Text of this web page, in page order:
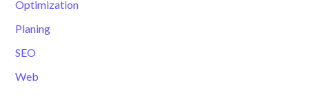
Optimization
Planing
SEO
Web